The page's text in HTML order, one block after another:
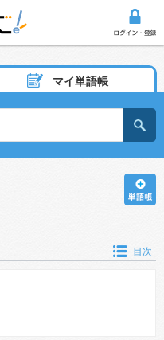
マイ単語帳
目次